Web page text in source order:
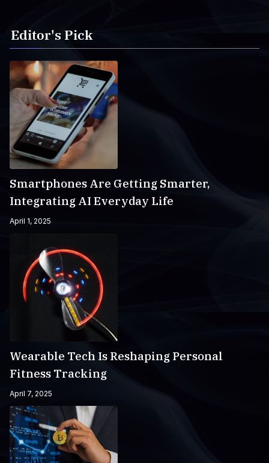
Editor's Pick
Smartphones Are Getting Smarter,
Integrating AI Everyday Life
April 1, 2025
Wearable Tech Is Reshaping Personal
Fitness Tracking
April 7, 2025